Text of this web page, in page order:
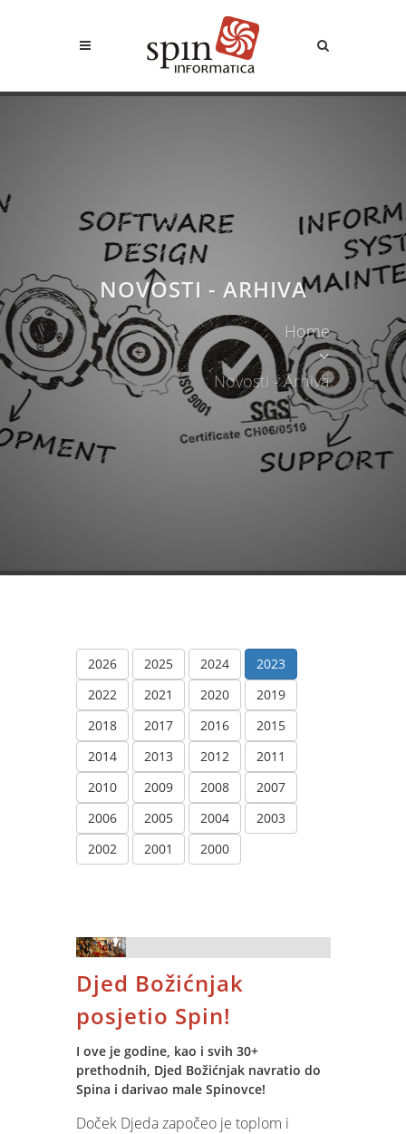
NOVOSTI - ARHIVA
Home
Novosti - Arhiva
2026 2025 2024
2023
2022
2021 2020
2019
2018
2017 2016
2015
2014
2013 2012
2011
2010
2009 2008
2007
2006
2005 2004
2003
2002
2001 2000
Djed Božićnjak
posjetio Spin!
I ove je godine, kao i svih 30+
prethodnih, Djed Božićnjak navratio do
Spina i darivao male Spinovce!
Doček Djeda započeo je toplom i